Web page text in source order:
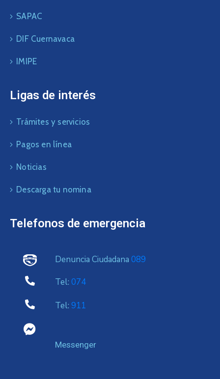
SAPAC
DIF Cuernavaca
IMIPE
Ligas de interés
Trámites y servicios
Pagos en línea
Noticias
Descarga tu nomina
Telefonos de emergencia
Denuncia Ciudadana 089
Tel: 074
Tel: 911
Messenger